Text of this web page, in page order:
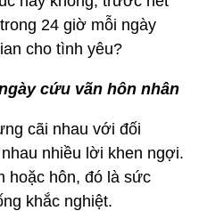
24 giờ mỗi ngày
cho tình yêu?
cứu vãn hôn nhân
cãi nhau với đối
nhiều lời khen ngợi.
hoặc hôn, đó là sức
khắc nghiệt.